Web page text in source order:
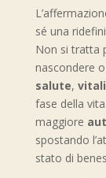
sé una
Non si tratta
nascondere
salute,
fase della
maggiore
spostando
stato di